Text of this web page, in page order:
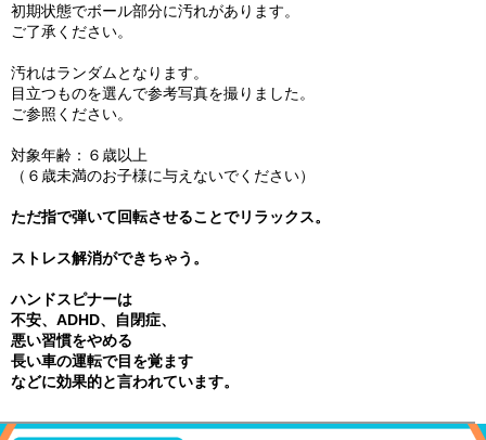
初期状態でボール部分に汚れがあります。
ご了承ください。
汚れはランダムとなります。
目立つものを選んで参考写真を撮りました。
ご参照ください。
対象年齢：６歳以上
（６歳未満のお子様に与えないでください）
ただ指で弾いて回転させることでリラックス。
ストレス解消ができちゃう。
ハンドスピナーは
不安、ADHD、自閉症、
悪い習慣をやめる
長い車の運転で目を覚ます
などに効果的と言われています。